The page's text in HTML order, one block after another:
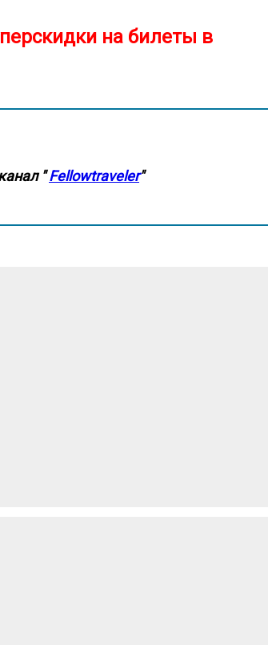
на билеты в
"Fellowtraveler"